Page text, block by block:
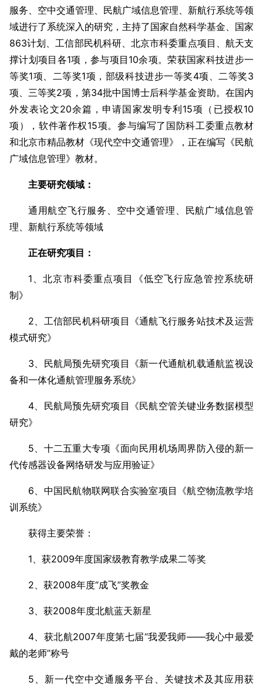
服务、空中交通管理、民航广域信息管理、新航行系统等领
域进行了系统深入的研究，主持了国家自然科学基金、国家
863计划、工信部民机科研、北京市科委重点项目、航天支
撑计划项目各1项，参与项目10余项。荣获国家科技进步一
等奖1项、二等奖1项，部级科技进步一等奖4项、二等奖3
项、三等奖2项，第34批中国博士后科学基金资助。在国内
外发表论文20余篇，申请国家发明专利15项（已授权10
项），软件著作权15项。参与编写了国防科工委重点教材
和北京市精品教材《现代空中交通管理》，正在编写《民航
广域信息管理》教材。
主要研究领域：
通用航空飞行服务、空中交通管理、民航广域信息管
理、新航行系统等领域
正在研究项目：
1、北京市科委重点项目《低空飞行应急管控系统研
制》
2、工信部民机科研项目《通航飞行服务站技术及运营
模式研究》
3、民航局预先研究项目《新一代通航机载通航监视设
备和一体化通航管理服务系统》
4、民航局预先研究项目《民航空管关键业务数据模型
研究》
5、十二五重大专项《面向民用机场周界防入侵的新一
代传感器设备网络研发与应用验证》
6、中国民航物联网联合实验室项目《航空物流教学培
训系统》
获得主要荣誉：
1、获2009年度国家级教育教学成果二等奖
2、获2008年度“成飞”奖教金
3、获2008年度北航蓝天新星
4、获北航2007年度第七届“我爱我师――我心中最爱
戴的老师”称号
5、新一代空中交通服务平台、关键技术及其应用获